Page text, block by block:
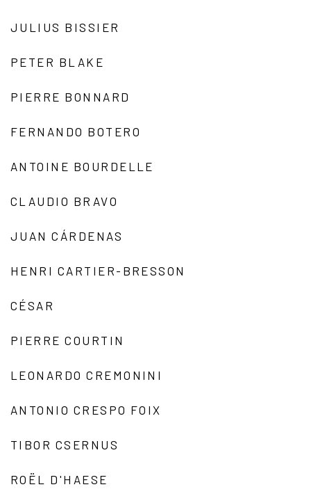
JULIUS BISSIER
PETER BLAKE
PIERRE BONNARD
FERNANDO BOTERO
ANTOINE BOURDELLE
CLAUDIO BRAVO
JUAN CÁRDENAS
HENRI CARTIER-BRESSON
CÉSAR
PIERRE COURTIN
LEONARDO CREMONINI
ANTONIO CRESPO FOIX
TIBOR CSERNUS
ROËL D'HAESE